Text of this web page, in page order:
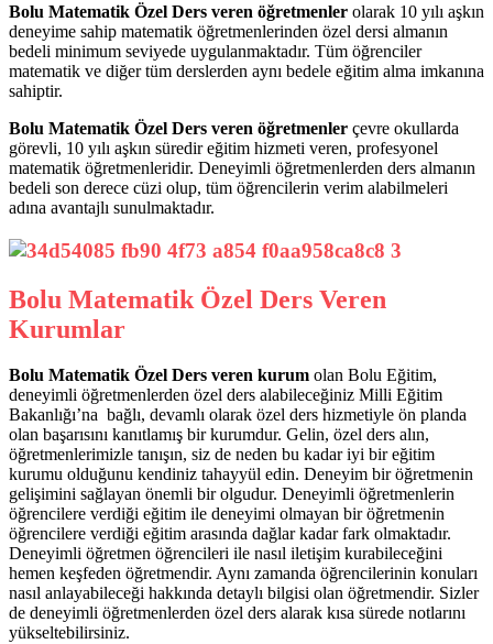
Bolu Matematik Özel Ders veren öğretmenler olarak 10 yılı aşkın
deneyime sahip matematik öğretmenlerinden özel dersi almanın
bedeli minimum seviyede uygulanmaktadır. Tüm öğrenciler
matematik ve diğer tüm derslerden aynı bedele eğitim alma imkanına
sahiptir.
Bolu Matematik Özel Ders veren öğretmenler çevre okullarda
görevli, 10 yılı aşkın süredir eğitim hizmeti veren, profesyonel
matematik öğretmenleridir. Deneyimli öğretmenlerden ders almanın
bedeli son derece cüzi olup, tüm öğrencilerin verim alabilmeleri
adına avantajlı sunulmaktadır.
Bolu Matematik Özel Ders Veren
Kurumlar
Bolu Matematik Özel Ders veren kurum olan Bolu Eğitim,
deneyimli öğretmenlerden özel ders alabileceğiniz Milli Eğitim
Bakanlığı’na bağlı, devamlı olarak özel ders hizmetiyle ön planda
olan başarısını kanıtlamış bir kurumdur. Gelin, özel ders alın,
öğretmenlerimizle tanışın, siz de neden bu kadar iyi bir eğitim
kurumu olduğunu kendiniz tahayyül edin. Deneyim bir öğretmenin
gelişimini sağlayan önemli bir olgudur. Deneyimli öğretmenlerin
öğrencilere verdiği eğitim ile deneyimi olmayan bir öğretmenin
öğrencilere verdiği eğitim arasında dağlar kadar fark olmaktadır.
Deneyimli öğretmen öğrencileri ile nasıl iletişim kurabileceğini
hemen keşfeden öğretmendir. Aynı zamanda öğrencilerinin konuları
nasıl anlayabileceği hakkında detaylı bilgisi olan öğretmendir. Sizler
de deneyimli öğretmenlerden özel ders alarak kısa sürede notlarını
yükseltebilirsiniz.